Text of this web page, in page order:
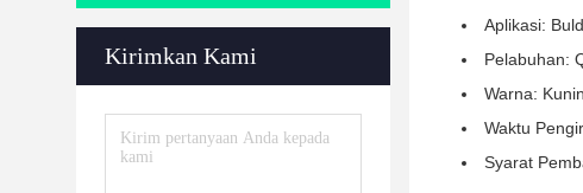
Kirimkan Kami
Aplikasi:
Pelabuhan:
Warna:
Waktu
Syarat